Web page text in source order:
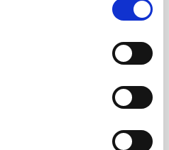
på et højt